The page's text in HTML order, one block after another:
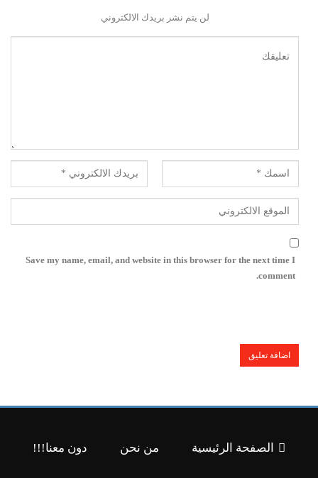
لن يتم نشر بريدك الالكتروني
Save my name, email, and website in this browser for the next time I
comment.
الصفحة الرئيسية من نحن دون معنا!!!